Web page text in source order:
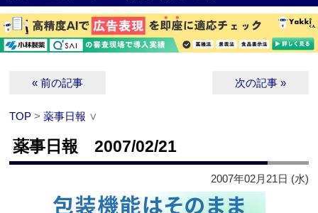
« 前の記事 次の記事 »
TOP >薬事日報 ∨
薬事日報 2007/02/21
2007年02月21日 (水)